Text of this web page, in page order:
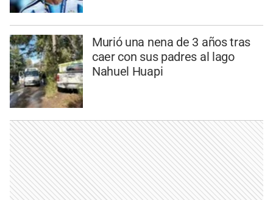
Murió una nena de 3 años tras
caer con sus padres al lago
Nahuel Huapi